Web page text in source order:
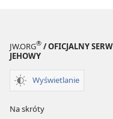
JW.ORG® / OFICJALNY
JEHOWY
Wyświetlanie
Na skróty